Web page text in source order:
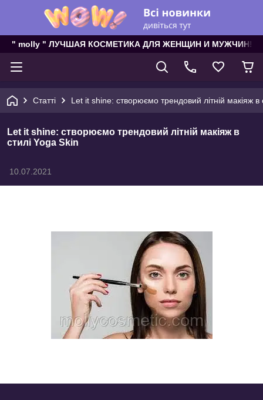
" molly " ЛУЧШАЯ КОСМЕТИКА ДЛЯ ЖЕНЩИН И МУЖЧИН!
Статті Let it shine: створюємо трендовий літній макіяж в
Let it shine: створюємо трендовий літній макіяж в
стилі Yoga Skin
10.07.2021